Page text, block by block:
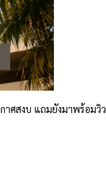
สงบ แถมยังมาพร้อม